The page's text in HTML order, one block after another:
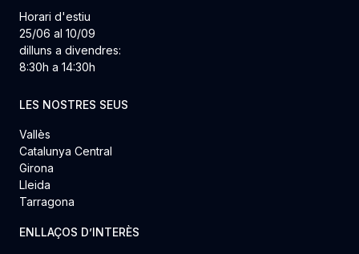
Horari d'estiu
25/06 al 10/09
dilluns a divendres:
8:30h a 14:30h
LES NOSTRES SEUS
Vallès
Catalunya Central
Girona
Lleida
Tarragona
ENLLAÇOS D’INTERÈS